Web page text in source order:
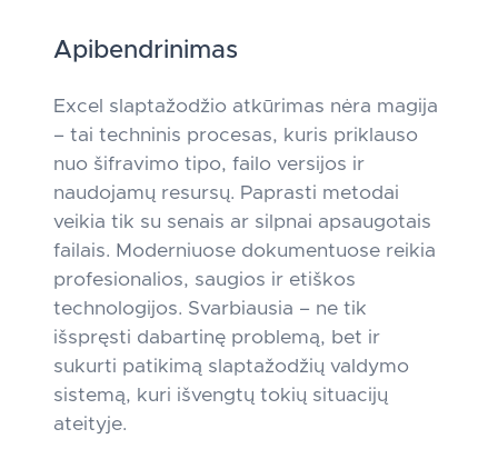
Apibendrinimas
Excel slaptažodžio atkūrimas nėra magija
– tai techninis procesas, kuris priklauso
nuo šifravimo tipo, failo versijos ir
naudojamų resursų. Paprasti metodai
veikia tik su senais ar silpnai apsaugotais
failais. Moderniuose dokumentuose reikia
profesionalios, saugios ir etiškos
technologijos. Svarbiausia – ne tik
išspręsti dabartinę problemą, bet ir
sukurti patikimą slaptažodžių valdymo
sistemą, kuri išvengtų tokių situacijų
ateityje.